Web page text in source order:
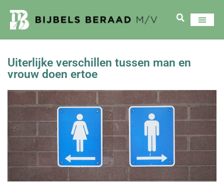
Uiterlijke verschillen tussen man en
vrouw doen ertoe